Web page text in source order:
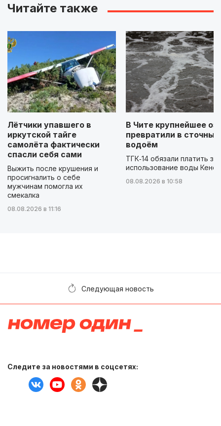
Читайте также
Лётчики упавшего в
иркутской тайге
самолёта фактически
спасли себя сами
Выжить после крушения и
просигналить о себе
мужчинам помогла их
смекалка
08.08.2026 в 11:16
В Чите крупнейшее
превратили в сточный
водоём
ТГК‑14 обязали платить за
использование воды
08.08.2026 в 10:58
Следующая новость
Следите за новостями в соцсетях: